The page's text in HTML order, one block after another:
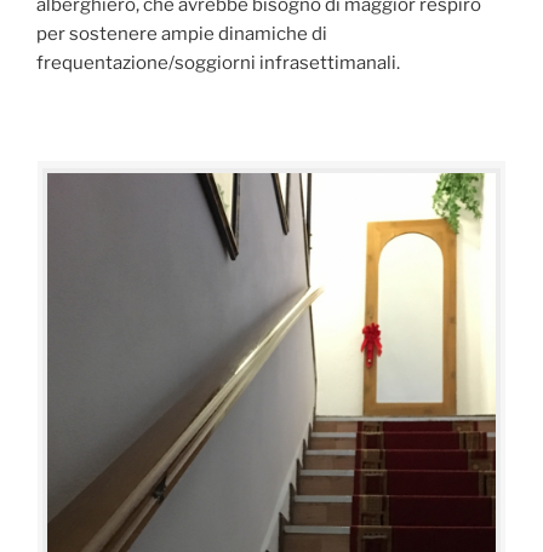
per sostenere ampie dinamiche di
frequentazione/soggiorni infrasettimanali.